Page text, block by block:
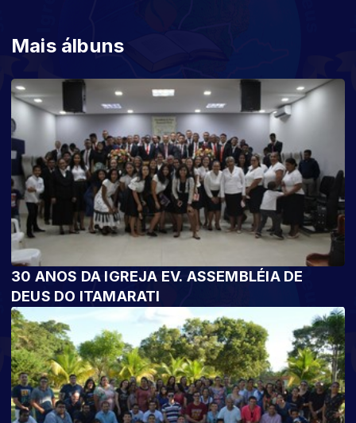
Mais álbuns
30 ANOS DA IGREJA EV. ASSEMBLÉIA DE
DEUS DO ITAMARATI